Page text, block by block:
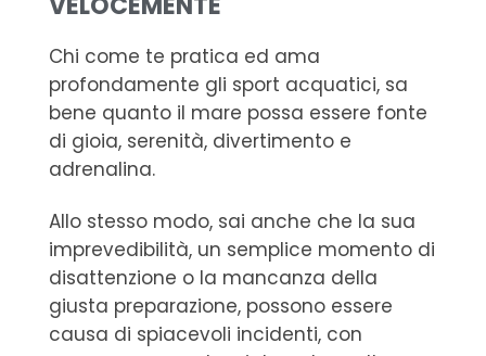
Chi come te pratica ed ama
profondamente gli sport acquatici, sa
bene quanto il mare possa essere fonte
di gioia, serenità, divertimento e
adrenalina.
Allo stesso modo, sai anche che la sua
imprevedibilità, un semplice momento di
disattenzione o la mancanza della
giusta preparazione, possono essere
causa di spiacevoli incidenti, con